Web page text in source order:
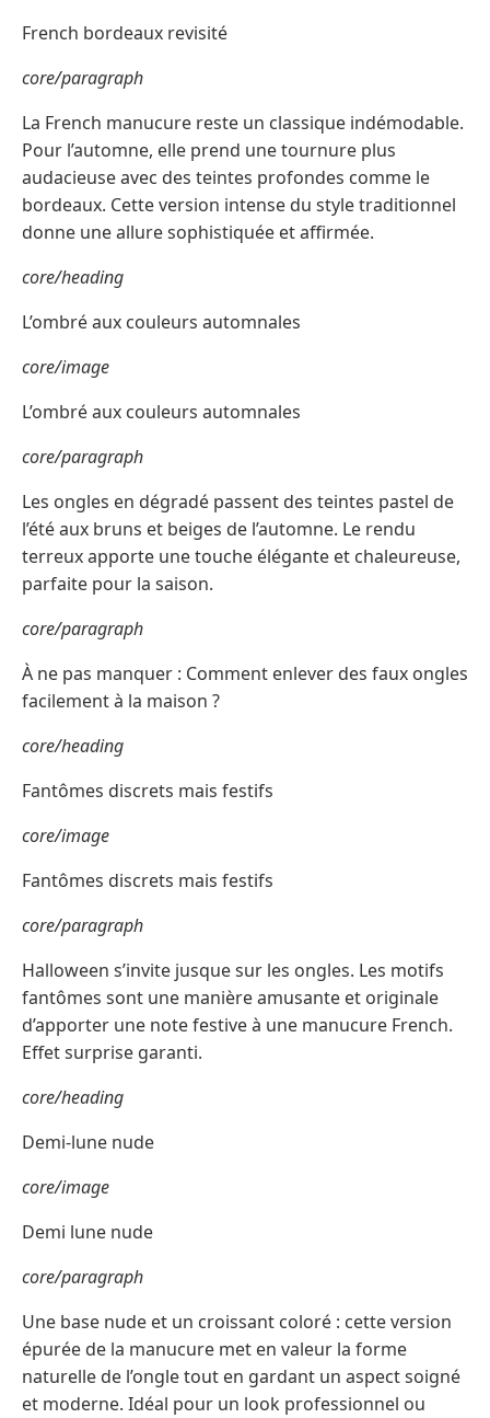
French bordeaux revisité
core/paragraph
La French manucure reste un classique indémodable.
Pour l’automne, elle prend une tournure plus
audacieuse avec des teintes profondes comme le
bordeaux. Cette version intense du style traditionnel
donne une allure sophistiquée et affirmée.
core/heading
L’ombré aux couleurs automnales
core/image
L’ombré aux couleurs automnales
core/paragraph
Les ongles en dégradé passent des teintes pastel de
l’été aux bruns et beiges de l’automne. Le rendu
terreux apporte une touche élégante et chaleureuse,
parfaite pour la saison.
core/paragraph
À ne pas manquer : Comment enlever des faux ongles
facilement à la maison ?
core/heading
Fantômes discrets mais festifs
core/image
Fantômes discrets mais festifs
core/paragraph
Halloween s’invite jusque sur les ongles. Les motifs
fantômes sont une manière amusante et originale
d’apporter une note festive à une manucure French.
Effet surprise garanti.
core/heading
Demi-lune nude
core/image
Demi lune nude
core/paragraph
Une base nude et un croissant coloré : cette version
épurée de la manucure met en valeur la forme
naturelle de l’ongle tout en gardant un aspect soigné
et moderne. Idéal pour un look professionnel ou